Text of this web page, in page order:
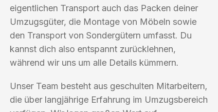
eigentlichen Transport auch das Packen deiner
Umzugsgüter, die Montage von Möbeln sowie
den Transport von Sondergütern umfasst. Du
kannst dich also entspannt zurücklehnen,
während wir uns um alle Details kümmern.
Unser Team besteht aus geschulten Mitarbeitern,
die über langjährige Erfahrung im Umzugsbereich